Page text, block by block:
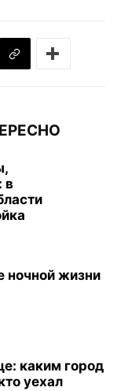
в
жизни
каким город
уехал